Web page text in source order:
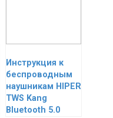
Инструкция к
беспроводным
наушникам HIPER
TWS Kang
Bluetooth 5.0